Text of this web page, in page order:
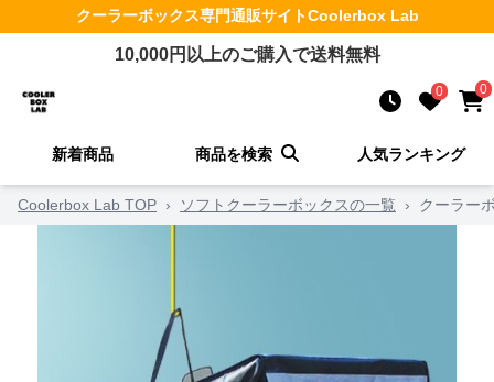
クーラーボックス専門通販サイトCoolerbox Lab
10,000円以上のご購入で送料無料
0 0
新着商品 商品を検索 人気ランキング
Coolerbox Lab TOP › ソフトクーラーボックスの一覧 › クーラー